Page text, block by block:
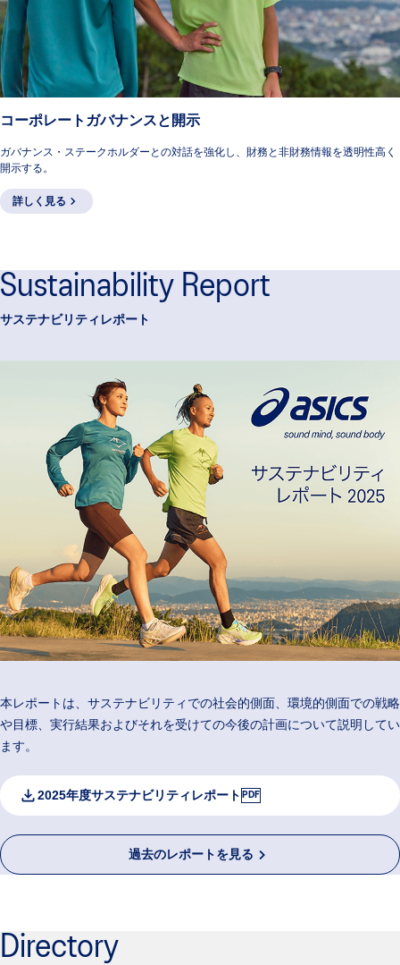
コーポレートガバナンスと開示
ガバナンス・ステークホルダーとの対話を強化し、財務と非財務情報を透明性高く
開示する。
詳しく見る
Sustainability Report
サステナビリティレポート
本レポートは、サステナビリティでの社会的側面、環境的側面での戦略
や目標、実行結果およびそれを受けての今後の計画について説明してい
ます。
2025年度サステナビリティレポート PDF
過去のレポートを見る
Directory